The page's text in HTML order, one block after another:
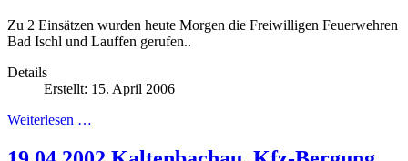
Zu 2 Einsätzen wurden heute Morgen die Freiwilligen Feuerwehren
Bad Ischl und Lauffen gerufen..
Details
Erstellt: 15. April 2006
Weiterlesen …